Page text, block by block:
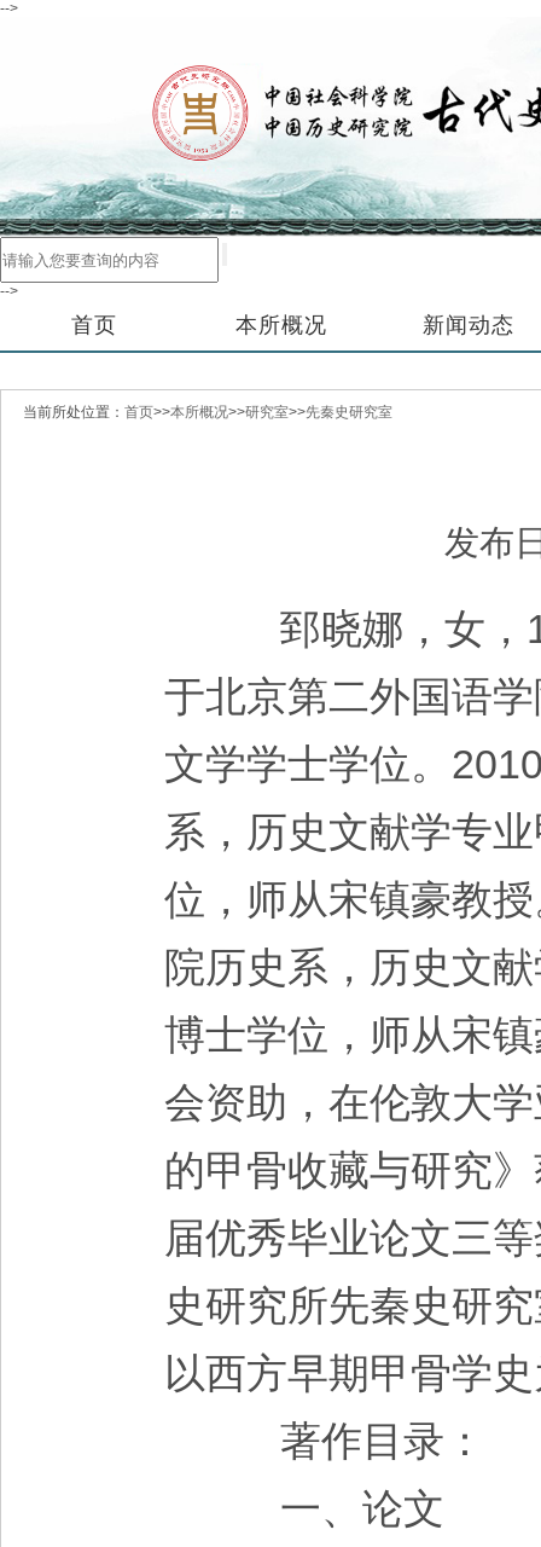
-->
-->
首页 本所概况 新闻动态
当前所处位置： 首页>>本所概况>>研究室>>先秦史研究室
发布
郅晓娜，女，
于北京第二外国语
文学学士学位。
系，历史文献学专
位，师从宋镇豪教
院历史系，历史文
博士学位，师从宋
会资助，在伦敦大
的甲骨收藏与研究
届优秀毕业论文三
史研究所先秦史研
以西方早期甲骨学
著作目录：
一、论文